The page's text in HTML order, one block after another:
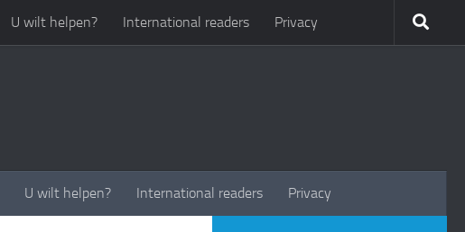
U wilt helpen? International readers Privacy
U wilt helpen? International readers Privacy